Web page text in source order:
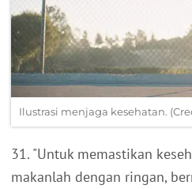
Ilustrasi menjaga kesehatan.
31. "Untuk memastikan
makanlah dengan ringan,